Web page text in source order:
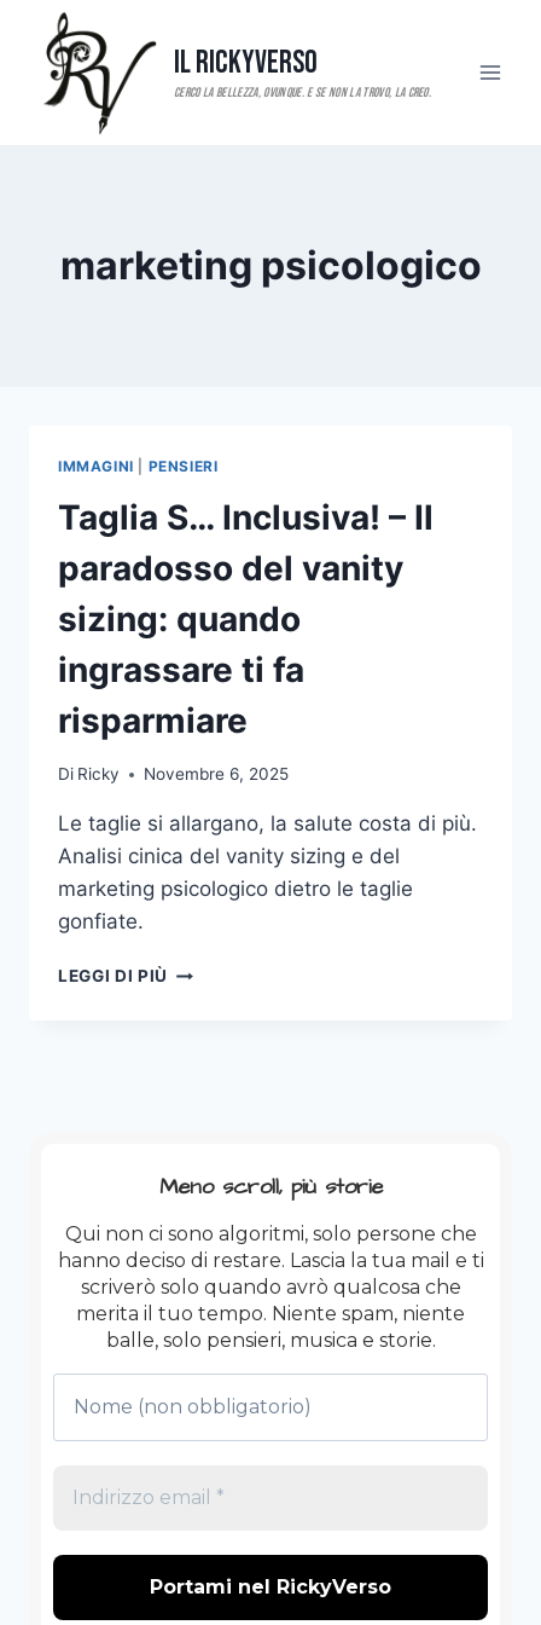
contenuto
Il RickyVerso
marketing psicologico
IMMAGINI PENSIERI
Taglia S… Inclusiva! – Il
paradosso del vanity
sizing: quando
ingrassare ti fa
risparmiare
Di Ricky Novembre 6, 2025
Le taglie si allargano, la salute costa di più.
Analisi cinica del vanity sizing e del
marketing psicologico dietro le taglie
gonfiate.
LEGGI DI PIÙ TAGLIA
QUANDO
INGRASSARE
FA
RISPARMIARE
Meno scroll, più storie
Qui non ci sono algoritmi, solo persone che
hanno deciso di restare. Lascia la tua mail e ti
scriverò solo quando avrò qualcosa che
merita il tuo tempo. Niente spam, niente
balle, solo pensieri, musica e storie.